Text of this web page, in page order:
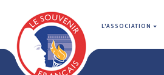
L'ASSOCIATION